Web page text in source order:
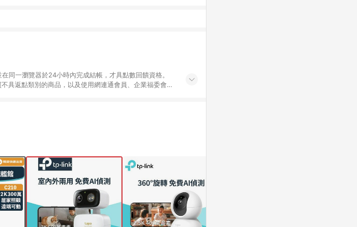
同一瀏覽器於24小時內完成結帳，才具點數回饋資格。
具返點類別的商品，以及使用網連通會員、企業福委會員
登出東森購物ETMall，將無法獲得點數回饋。 5. 點數回
制(特殊活動時開放「回饋無上限」)，以同一訂單中同一
品與東森購物ETMall銷售網頁不符，以銷售網頁標示為
購物客服洽詢；若超過180天(含)以上進行申訴，恕無法
於無回饋商品。各點數紅包之適用商品與使用條件請依點數